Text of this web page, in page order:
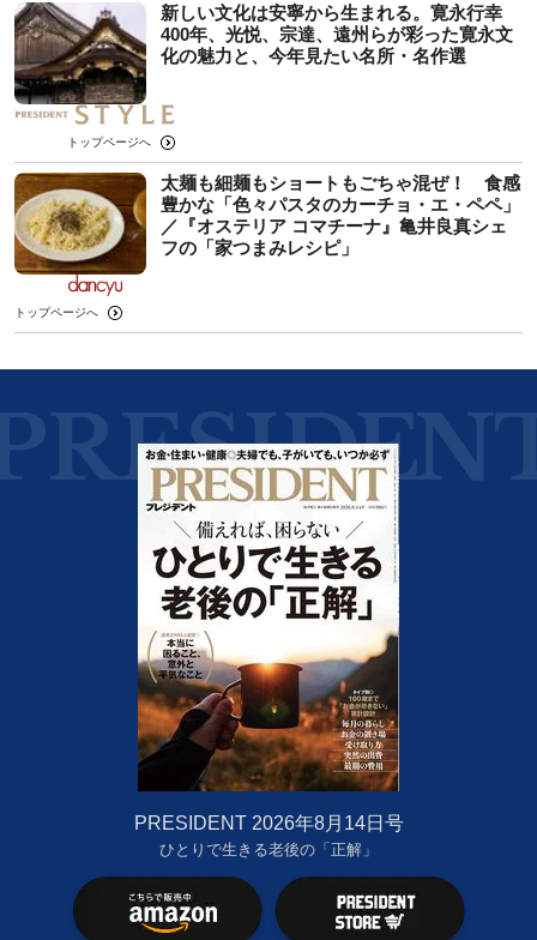
新しい文化は安寧から生まれる。寛永行幸
400年、光悦、宗達、遠州らが彩った寛永文
化の魅力と、今年見たい名所・名作選
トップページへ
太麺も細麺もショートもごちゃ混ぜ！ 食感
豊かな「色々パスタのカーチョ・エ・ペペ」
／『オステリア コマチーナ』亀井良真シェ
フの「家つまみレシピ」
トップページへ
PRESIDENT 2026年8月14日号
ひとりで生きる老後の「正解」